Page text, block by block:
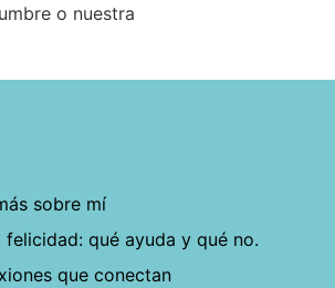
o nuestra
sobre mí
felicidad: qué ayuda y qué no.
que conectan